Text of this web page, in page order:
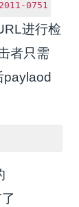
0751
进行检
者只需
paylaod